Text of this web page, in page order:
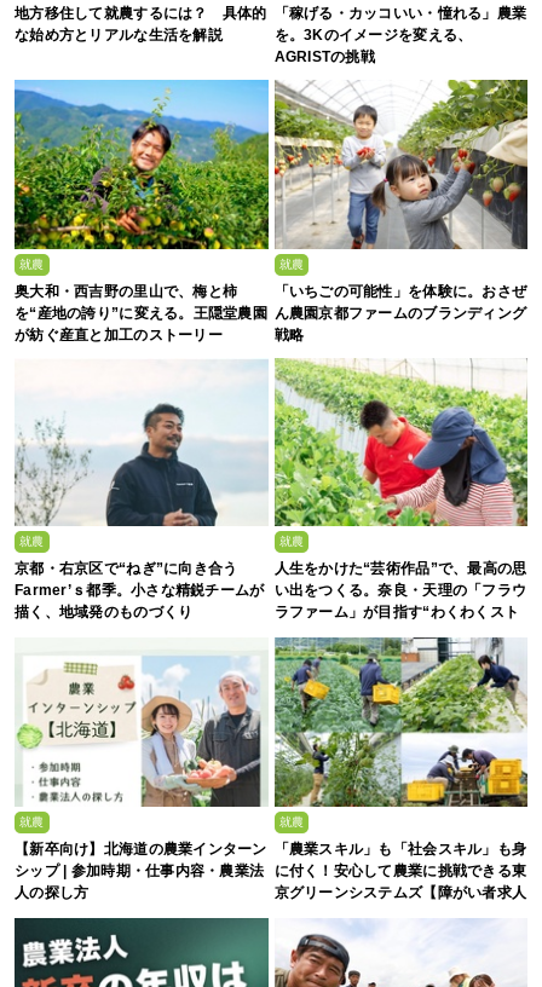
地方移住して就農するには？ 具体的
な始め方とリアルな生活を解説
「稼げる・カッコいい・憧れる」農業
を。3Kのイメージを変える、
AGRISTの挑戦
就農
奥大和・西吉野の里山で、梅と柿
を“産地の誇り”に変える。王隠堂農園
が紡ぐ産直と加工のストーリー
就農
「いちごの可能性」を体験に。おさぜ
ん農園京都ファームのブランディング
戦略
就農
京都・右京区で“ねぎ”に向き合う
Farmer’ｓ都季。小さな精鋭チームが
描く、地域発のものづくり
就農
人生をかけた“芸術作品”で、最高の思
い出をつくる。奈良・天理の「フラウ
ラファーム」が目指す“わくわくスト
ロベリーエンターテインメント”
就農
【新卒向け】北海道の農業インターン
シップ | 参加時期・仕事内容・農業法
人の探し方
就農
「農業スキル」も「社会スキル」も身
に付く！安心して農業に挑戦できる東
京グリーンシステムズ【障がい者求人
募集中】